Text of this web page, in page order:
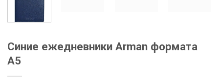
Синие ежедневники Arman формата
А5